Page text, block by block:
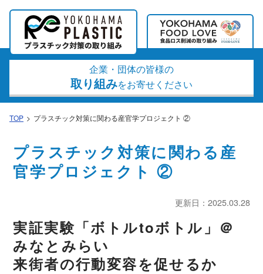
企業・団体の皆様の
取り組みをお寄せください
TOP プラスチック対策に関わる産官学プロジェクト ②
プラスチック対策に関わる産
官学プロジェクト ②
更新日：2025.03.28
実証実験「ボトルtoボトル」＠
みなとみらい
来街者の行動変容を促せるか